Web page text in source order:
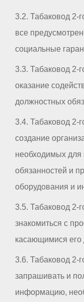
3.2. Табаковод 2-
все
социальные
3.3. Табаковод 2-
оказание
должностных
3.4. Табаковод 2-
создание
необходимых для
обязанностей и
оборудования и
3.5. Табаковод 2-
знакомиться с
касающимися его
3.6. Табаковод 2-
запрашивать и
информацию,